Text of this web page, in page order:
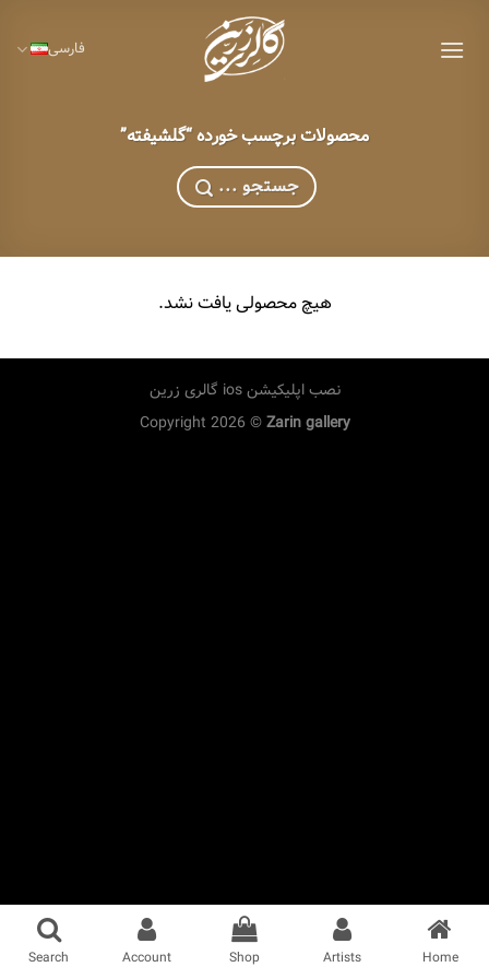
content
فارسی
محصولات برچسب خورده “گلشیفته”
... جستجو
هیچ محصولی یافت نشد.
نصب اپلیکیشن ios گالری زرین
Copyright 2026 ©Zarin gallery
Home
Artists
Shop
Account
Search